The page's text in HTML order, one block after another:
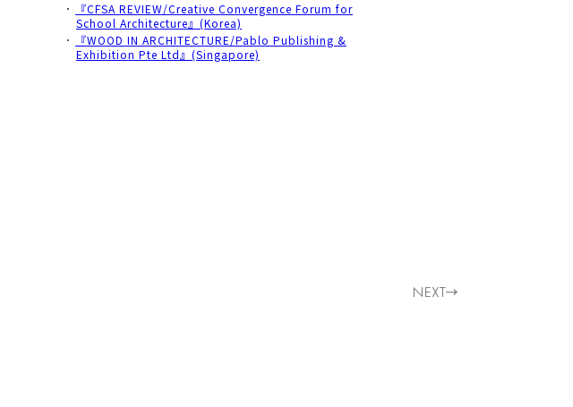
･
『CFSA REVIEW/Creative Convergence Forum for
School Architecture』(Korea)
･
『WOOD IN ARCHITECTURE/Pablo Publishing &
Exhibition Pte Ltd』(Singapore)